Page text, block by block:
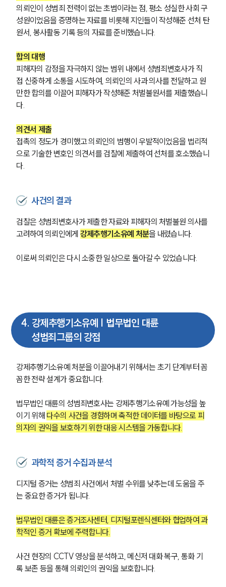
대륜의 강점
오시는 길
글로벌 파트너 로펌
통합검색
주요 업무사례
사례분석/최신동향
법률정보
법률지식인
고객후기
성범죄대응부 업무
전체
구성원 소개
성범죄전문변호사
소식/자료
언론보도
법률 블로그
법률서식
뉴스레터/브로슈어
의뢰인이 성범죄 전력이 없는 초범이라는 점, 평소 성실한 사회 구
성원이었음을 증명하는 자료를 비롯해 지인들이 작성해준 선처 탄
원서, 봉사활동 기록 등의 자료를 준비했습니다.
합의 대행
피해자의 감정을 자극하지 않는 범위 내에서 성범죄변호사가 직
접 신중하게 소통을 시도하여, 의뢰인의 사과 의사를 전달하고 원
만한 합의를 이끌어 피해자가 작성해준 처벌불원서를 제출했습니
다.
의견서 제출
접촉의 정도가 경미했고 의뢰인의 범행이 우발적이었음을 법리적
으로 기술한 변호인 의견서를 검찰에 제출하여 선처를 호소했습니
다.
사건의 결과
검찰은 성범죄변호사가 제출한 자료와 피해자의 처벌불원 의사를
고려하여 의뢰인에게 강제추행기소유예 처분을 내렸습니다.
이로써 의뢰인은 다시 소중한 일상으로 돌아갈 수 있었습니다.
4. 강제추행기소유예 | 법무법인 대륜
성범죄그룹의 강점
강제추행기소유예 처분을 이끌어내기 위해서는 초기 단계부터 꼼
꼼한 전략 설계가 중요합니다.
법무법인 대륜의 성범죄변호사는 강제추행기소유예 가능성을 높
이기 위해 다수의 사건을 경험하며 축적한 데이터를 바탕으로 피
의자의 권익을 보호하기 위한 대응 시스템을 가동합니다.
과학적 증거 수집과 분석
디지털 증거는 성범죄 사건에서 처벌 수위를 낮추는데 도움을 주
는 중요한 증거가 됩니다.
법무법인 대륜은 증거조사센터, 디지털포렌식센터와 협업하여 과
학적인 증거 확보에 주력합니다.
사건 현장의 CCTV 영상을 분석하고, 메신저 대화 복구, 통화 기
록 보존 등을 통해 의뢰인의 권익을 보호합니다.